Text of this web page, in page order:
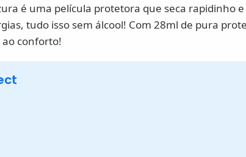
é uma pelí­cula protetora que seca rapidinho
tudo isso sem álcool! Com 28ml de pura
ao conforto!